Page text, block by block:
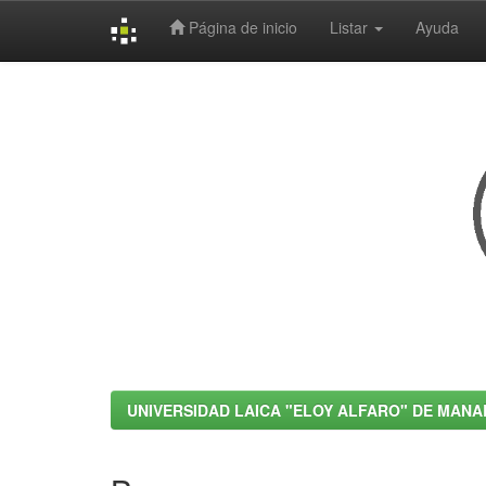
Página de inicio Listar Ayuda
UNIVERSIDAD LAICA "ELOY ALFARO" DE